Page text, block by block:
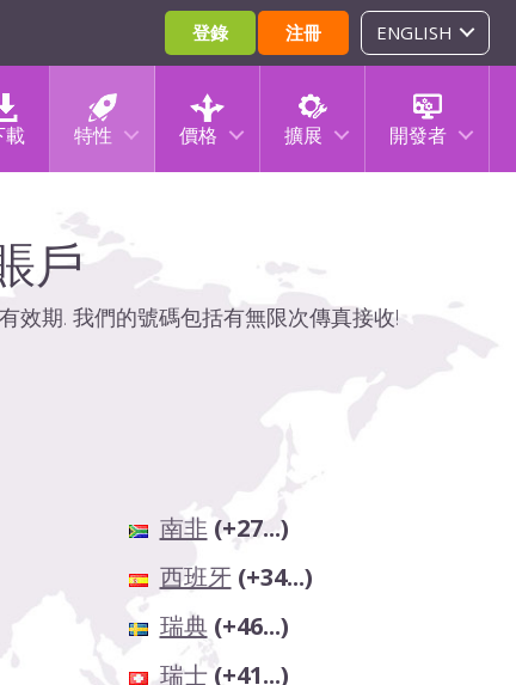
登錄 注冊 ENGLISH
載 特性 價格 擴展 開發者
戶
效期. 我們的號碼包括有無限次傳真接收!
南非 (+27...)
西班牙 (+34...)
瑞典 (+46...)
瑞士 (+41...)